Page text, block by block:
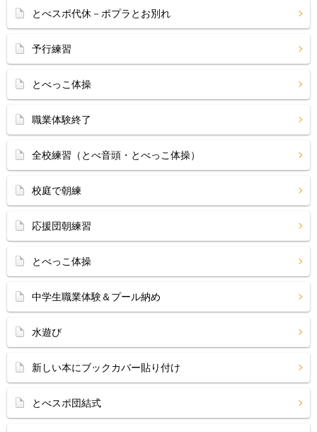
とべスポ代休－ポプラとお別れ
予行練習
とべっこ体操
職業体験終了
全校練習（とべ音頭・とべっこ体操）
校庭で朝練
応援団朝練習
とべっこ体操
中学生職業体験＆プール納め
水遊び
新しい本にブックカバー貼り付け
とべスポ団結式